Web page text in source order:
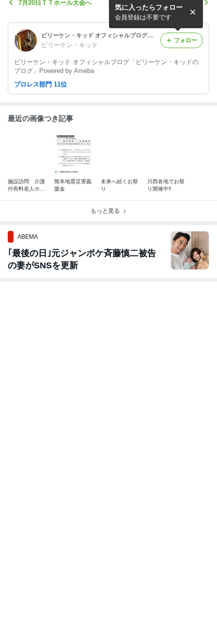
7月20日ＴＴホール大会へ パーソナルトレーナーの日
ビリーケン・キッド オフィシャルブログ「ビリーケン・キッドのブログ」Powered by Ameba
ビリーケン・キッド
ビリーケン・キッド オフィシャルブログ「ビリーケン・キッドの
ブログ」Powered by Ameba
気に入ったらフォロー
会員登録は不要です
フォロー
プロレス部門 11位
最近の画像つき記事
施設訪問 介護
付有料老人ホー
熊本地震災害義
援金
未来へ続くお祭
り
川西各地でお祭
り開催中‼️
もっと見る
ABEMA
｢最後の日｣元ジャンポケ斉藤慎二被告
の妻がSNSを更新